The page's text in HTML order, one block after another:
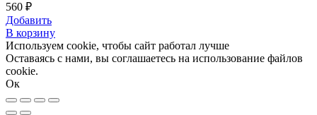
560 ₽
Добавить
В корзину
Используем cookie, чтобы сайт работал лучше
Оставаясь с нами, вы соглашаетесь на использование файлов
cookie.
Ок